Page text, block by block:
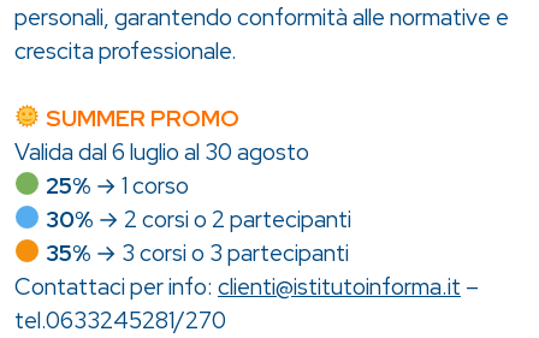
personali, garantendo conformità alle normative e
crescita professionale.
SUMMER PROMO
Valida dal 6 luglio al 30 agosto
25%→ 1 corso
30%→ 2 corsi o 2 partecipanti
35%→ 3 corsi o 3 partecipanti
Contattaci per info: clienti@istitutoinforma.it –
tel.0633245281/270